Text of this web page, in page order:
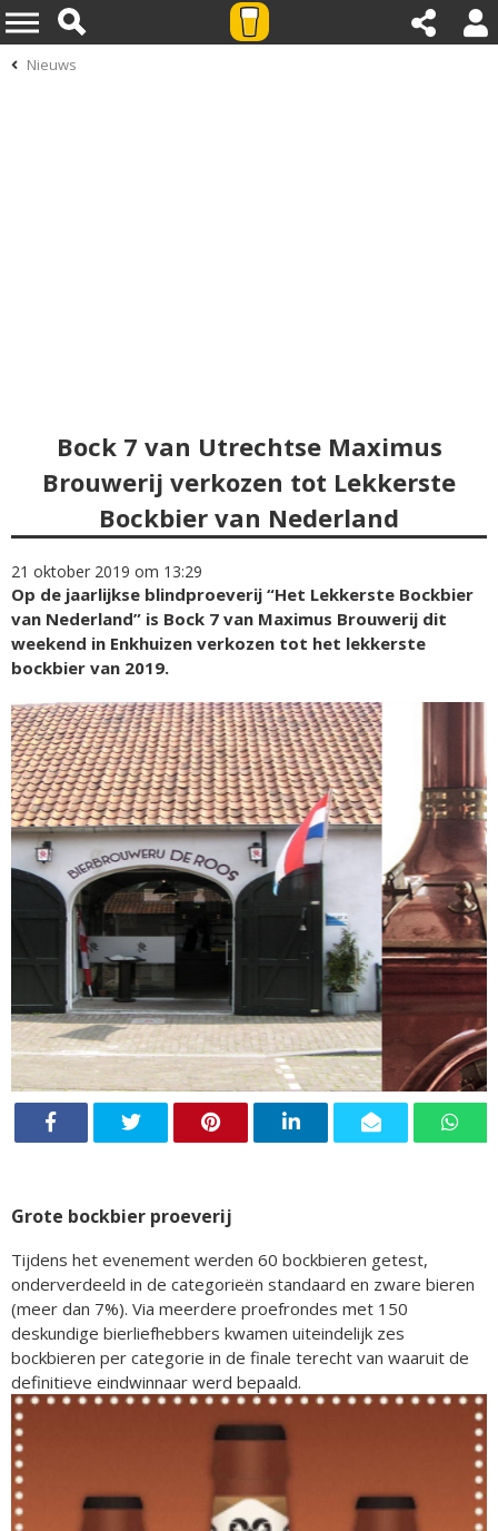
Nieuws
Bock 7 van Utrechtse Maximus
Brouwerij verkozen tot Lekkerste
Bockbier van Nederland
21 oktober 2019 om 13:29
Op de jaarlijkse blindproeverij “Het Lekkerste Bockbier
van Nederland” is Bock 7 van Maximus Brouwerij dit
weekend in Enkhuizen verkozen tot het lekkerste
bockbier van 2019.
Grote bockbier proeverij
Tijdens het evenement werden 60 bockbieren getest,
onderverdeeld in de categorieën standaard en zware bieren
(meer dan 7%). Via meerdere proefrondes met 150
deskundige bierliefhebbers kwamen uiteindelijk zes
bockbieren per categorie in de finale terecht van waaruit de
definitieve eindwinnaar werd bepaald.